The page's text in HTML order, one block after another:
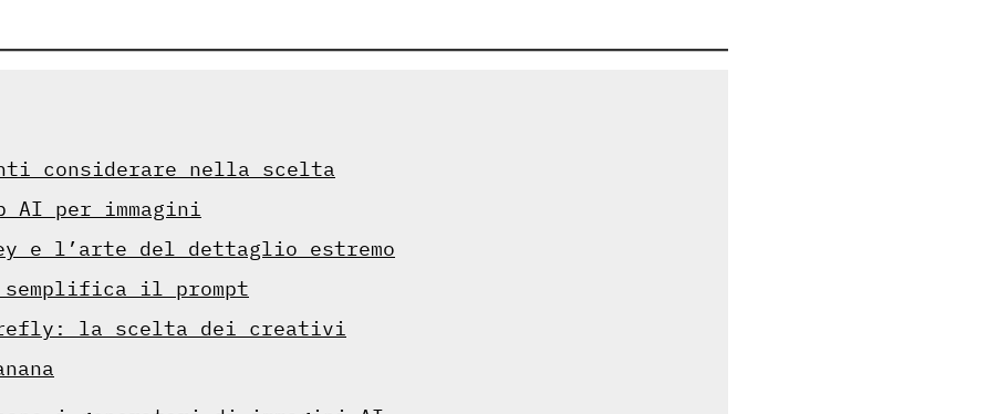
considerare nella scelta
AI per immagini
e l’arte del dettaglio estremo
il prompt
la scelta dei creativi